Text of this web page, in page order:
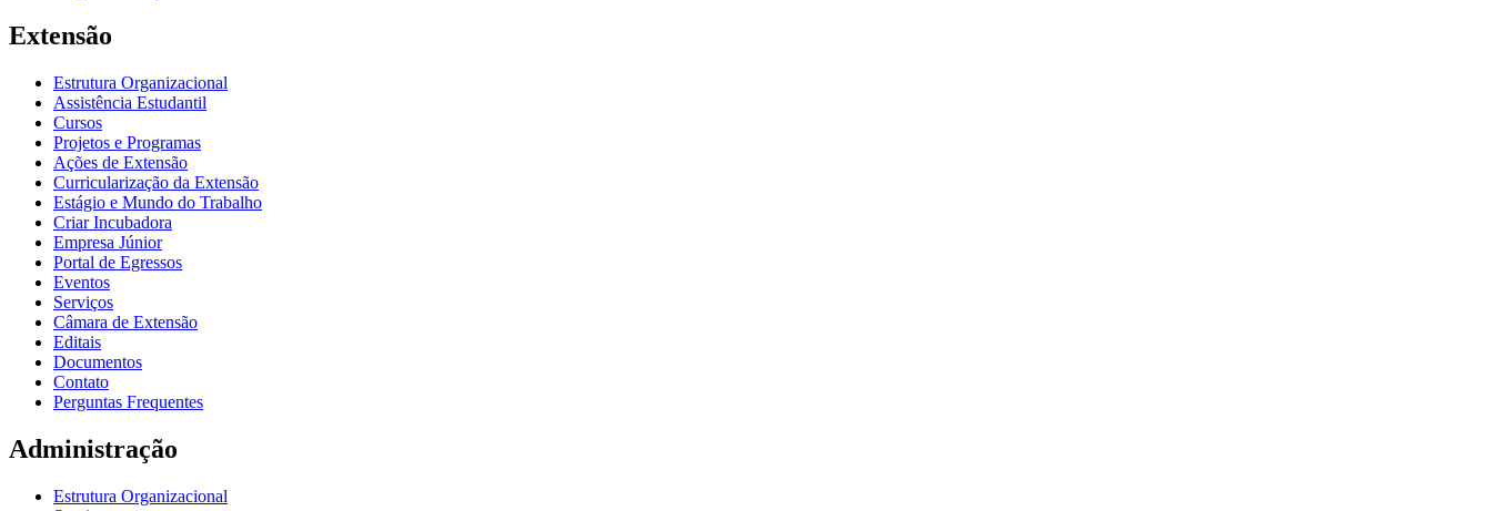
Extensão
Estrutura Organizacional
Assistência Estudantil
Cursos
Projetos e Programas
Ações de Extensão
Curricularização da Extensão
Estágio e Mundo do Trabalho
Criar Incubadora
Empresa Júnior
Portal de Egressos
Eventos
Serviços
Câmara de Extensão
Editais
Documentos
Contato
Perguntas Frequentes
Administração
Estrutura Organizacional